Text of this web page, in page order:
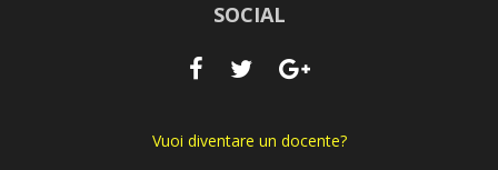
SOCIAL
Vuoi diventare un docente?